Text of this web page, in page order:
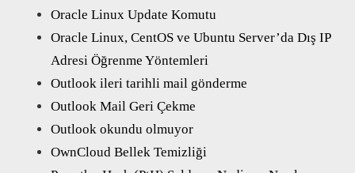
Oracle Linux Update Komutu
Oracle Linux, CentOS ve Ubuntu Server’da Dış IP
Adresi Öğrenme Yöntemleri
Outlook ileri tarihli mail gönderme
Outlook Mail Geri Çekme
Outlook okundu olmuyor
OwnCloud Bellek Temizliği